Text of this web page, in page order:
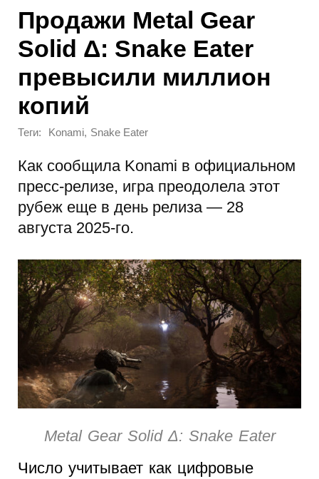
Продажи Metal Gear
Solid Δ: Snake Eater
превысили миллион
копий
Теги: Konami, Snake Eater
Как сообщила Konami в официальном
пресс-релизе, игра преодолела этот
рубеж еще в день релиза — 28
августа 2025-го.
Metal Gear Solid Δ: Snake Eater
Число учитывает как цифровые